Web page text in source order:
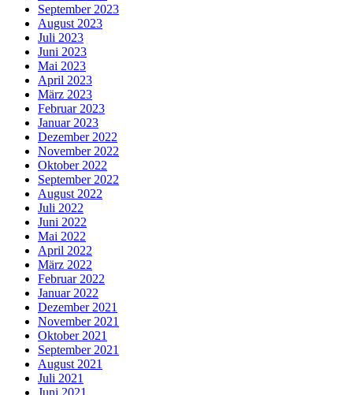
September 2023
August 2023
Juli 2023
Juni 2023
Mai 2023
April 2023
März 2023
Februar 2023
Januar 2023
Dezember 2022
November 2022
Oktober 2022
September 2022
August 2022
Juli 2022
Juni 2022
Mai 2022
April 2022
März 2022
Februar 2022
Januar 2022
Dezember 2021
November 2021
Oktober 2021
September 2021
August 2021
Juli 2021
Juni 2021